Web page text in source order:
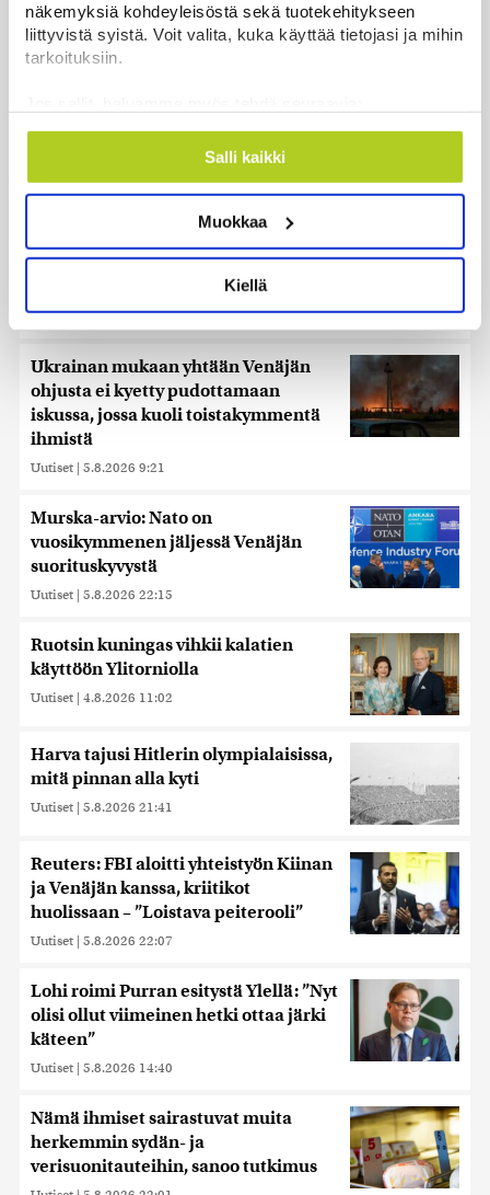
näkemyksiä kohdeyleisöstä sekä tuotekehitykseen
liittyvistä syistä. Voit valita, kuka käyttää tietojasi ja mihin
tarkoituksiin.
Kerätä tietoja maantieteellisestä sijainnistasi,
mahdollisesti muutaman metrin tarkkuudella
ominaispiirteitä aktiivisesti (sormenjäljen
Lue lisää siitä, miten henkilötietojasi käsitellään ja miten
suostumustasi tai peruuttaa sen milloin vain
evästeilmoituksessa.
Käytämme evästeitä tarjoamamme sisällön ja mainosten
räätälöimiseen, sosiaalisen median ominaisuuksien
tukemiseen ja kävijämäärämme analysoimiseen. Lisäksi
jaamme sosiaalisen median, mainosalan ja analytiikka-
sivustoamme. Kumppanimme voivat yhdistää näitä
tietoja muihin tietoihin, joita olet antanut heille tai joita on
kerätty, kun olet käyttänyt heidän palvelujaan. Tietoja
saatetaan myös siirtää ulkomaille.
Salli kaikki
Muokkaa
Kiellä
Luetuimmat
Miksi Ruotsin Daniel on pelkkä
prinssi, mutta Norjan Mette-Marit on
kruununprinsessa?
Ihmiset kahmivat nyt näitä tuotteita
Uutiset | 5.8.2026 21:21
Ukrainan mukaan yhtään Venäjän
ohjusta ei kyetty pudottamaan
iskussa, jossa kuoli toistakymmentä
ihmistä
Uutiset | 5.8.2026 9:21
Murska-arvio: Nato on
vuosikymmenen jäljessä Venäjän
suorituskyvystä
Uutiset | 5.8.2026 22:15
Ruotsin kuningas vihkii kalatien
käyttöön Ylitorniolla
Uutiset | 4.8.2026 11:02
Harva tajusi Hitlerin olympialaisissa,
mitä pinnan alla kyti
Uutiset | 5.8.2026 21:41
Reuters: FBI aloitti yhteistyön Kiinan
ja Venäjän kanssa, kriitikot
huolissaan – ”Loistava peiterooli”
Uutiset | 5.8.2026 22:07
Lohi roimi Purran esitystä Ylellä: ”Nyt
olisi ollut viimeinen hetki ottaa järki
käteen”
Uutiset | 5.8.2026 14:40
Nämä ihmiset sairastuvat muita
herkemmin sydän- ja
verisuonitauteihin, sanoo tutkimus